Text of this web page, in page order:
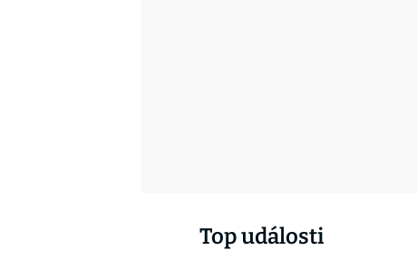
Top události